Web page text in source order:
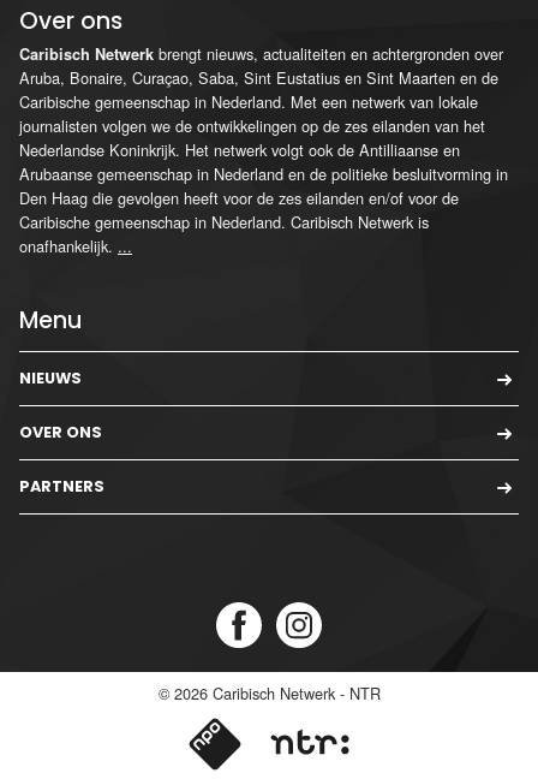
Over ons
Caribisch Netwerk brengt nieuws, actualiteiten en achtergronden over
Aruba, Bonaire, Curaçao, Saba, Sint Eustatius en Sint Maarten en de
Caribische gemeenschap in Nederland. Met een netwerk van lokale
journalisten volgen we de ontwikkelingen op de zes eilanden van het
Nederlandse Koninkrijk. Het netwerk volgt ook de Antilliaanse en
Arubaanse gemeenschap in Nederland en de politieke besluitvorming in
Den Haag die gevolgen heeft voor de zes eilanden en/of voor de
Caribische gemeenschap in Nederland. Caribisch Netwerk is
onafhankelijk. ...
Menu
NIEUWS
OVER ONS
PARTNERS
© 2026 Caribisch Netwerk - NTR